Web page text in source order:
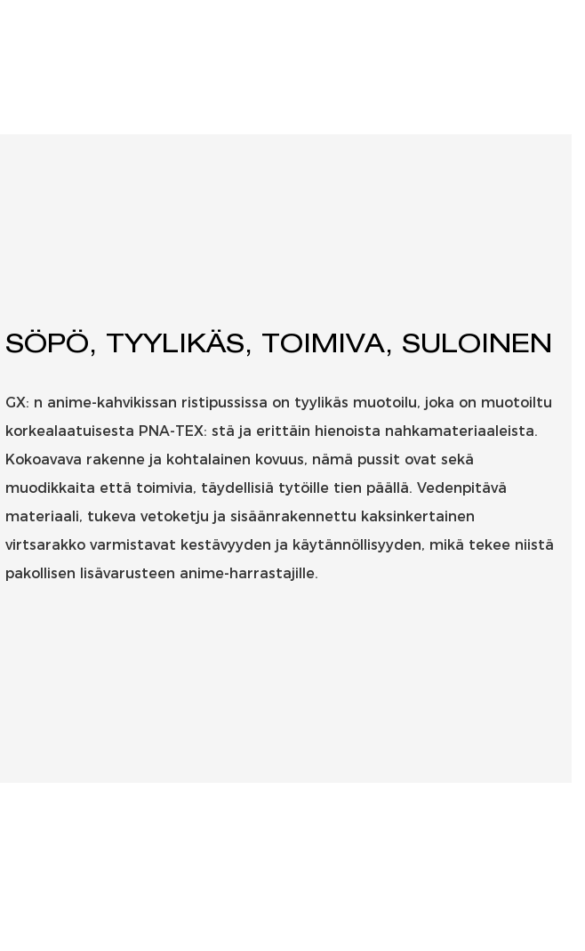
SÖPÖ, TYYLIKÄS, TOIMIVA, SULOINEN
GX: n anime-kahvikissan ristipussissa on tyylikäs muotoilu, joka on muotoiltu
korkealaatuisesta PNA-TEX: stä ja erittäin hienoista nahkamateriaaleista.
Kokoavava rakenne ja kohtalainen kovuus, nämä pussit ovat sekä
muodikkaita että toimivia, täydellisiä tytöille tien päällä. Vedenpitävä
materiaali, tukeva vetoketju ja sisäänrakennettu kaksinkertainen
virtsarakko varmistavat kestävyyden ja käytännöllisyyden, mikä tekee niistä
pakollisen lisävarusteen anime-harrastajille.